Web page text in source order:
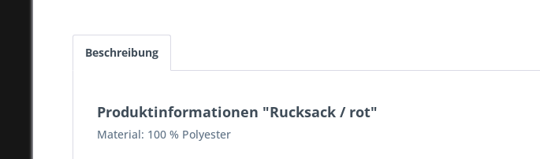
Beschreibung
Produktinformationen "Rucksack / rot"
Material: 100 % Polyester